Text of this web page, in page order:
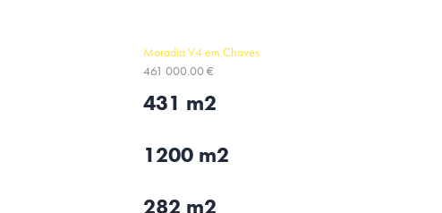
Moradia V4 em Chaves
461 000.00 €
431 m2
1200 m2
282 m2